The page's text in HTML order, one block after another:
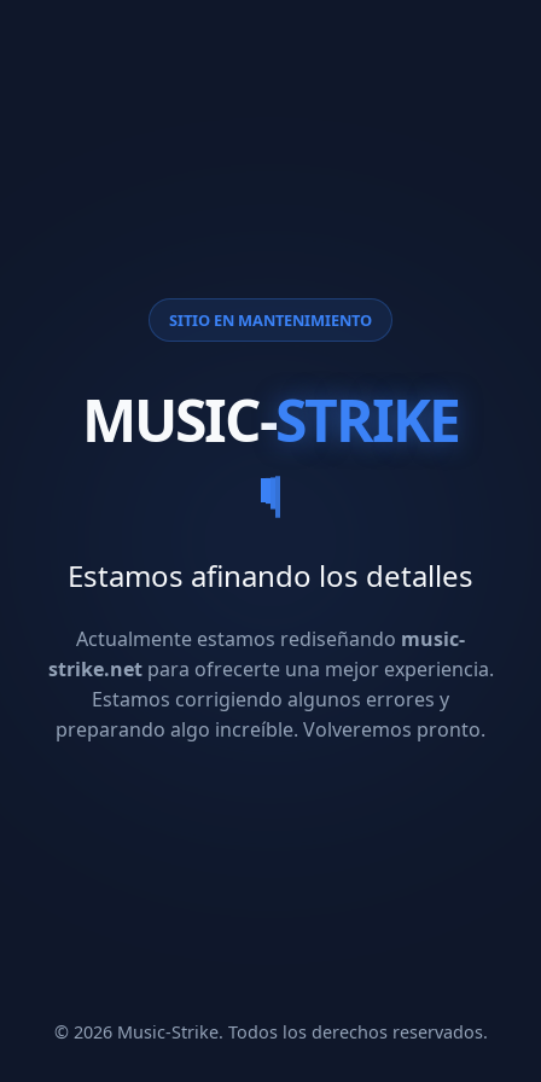
SITIO EN MANTENIMIENTO
MUSIC-STRIKE
Estamos afinando los detalles
Actualmente estamos rediseñando music-
strike.netpara ofrecerte una mejor experiencia.
Estamos corrigiendo algunos errores y
preparando algo increíble. Volveremos pronto.
© 2026 Music-Strike. Todos los derechos reservados.